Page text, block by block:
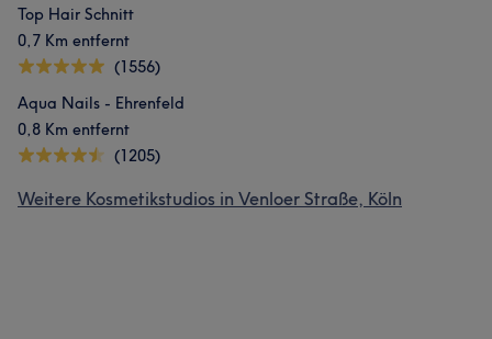
Top Hair Schnitt
0,7 Km entfernt
(1556)
Aqua Nails - Ehrenfeld
0,8 Km entfernt
(1205)
Weitere Kosmetikstudios in Venloer Straße, Köln